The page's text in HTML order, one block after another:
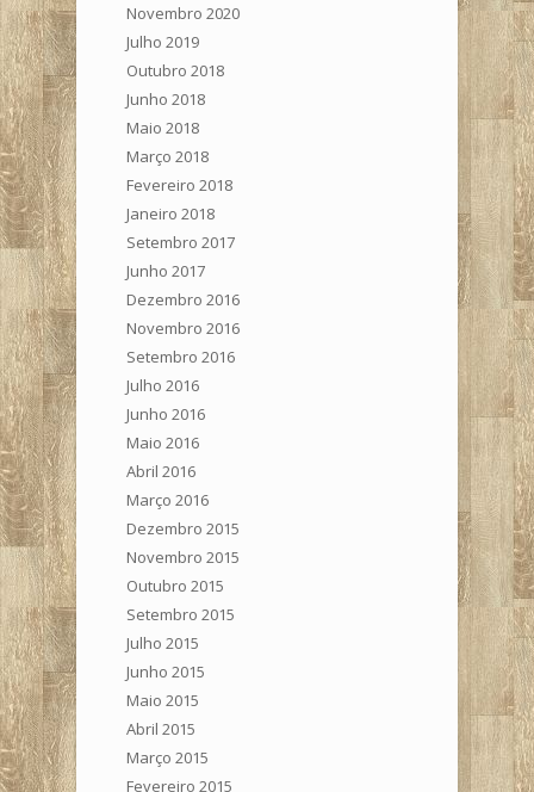
Novembro 2020
Julho 2019
Outubro 2018
Junho 2018
Maio 2018
Março 2018
Fevereiro 2018
Janeiro 2018
Setembro 2017
Junho 2017
Dezembro 2016
Novembro 2016
Setembro 2016
Julho 2016
Junho 2016
Maio 2016
Abril 2016
Março 2016
Dezembro 2015
Novembro 2015
Outubro 2015
Setembro 2015
Julho 2015
Junho 2015
Maio 2015
Abril 2015
Março 2015
Fevereiro 2015